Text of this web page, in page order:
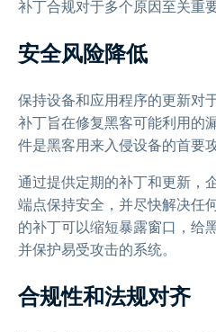
补丁合规对于多个原因至关重
安全风险降低
保持设备和应用程序的更新对
补丁旨在修复黑客可能利用的
件是黑客用来入侵设备的首要
通过提供定期的补丁和更新，
端点保持安全，并尽快解决任
的补丁可以缩短暴露窗口，给
并保护易受攻击的系统。
合规性和法规对齐